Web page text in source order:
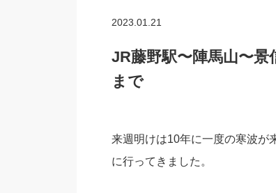
2023.01.21
JR藤野駅〜陣馬山〜景
まで
来週明けは10年に一度の寒波が
に行ってきました。